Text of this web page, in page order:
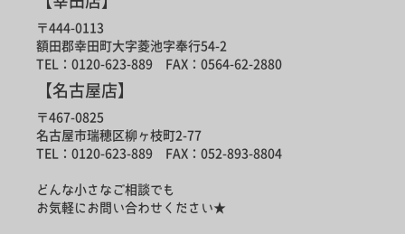
〒444-0113
額田郡幸田町大字菱池字奉行54-2
TEL：0120-623-889 FAX：0564-62-2880
【名古屋店】
〒467-0825
名古屋市瑞穂区柳ヶ枝町2-77
TEL：0120-623-889 FAX：052-893-8804
どんな小さなご相談でも
お気軽にお問い合わせください★